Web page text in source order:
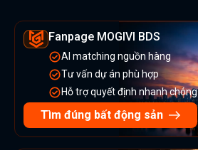
Fanpage MOGIVI BDS
AI matching nguồn hàng
Tư vấn dự án phù hợp
Hỗ trợ quyết định nhanh chóng
Tìm đúng bất động sản